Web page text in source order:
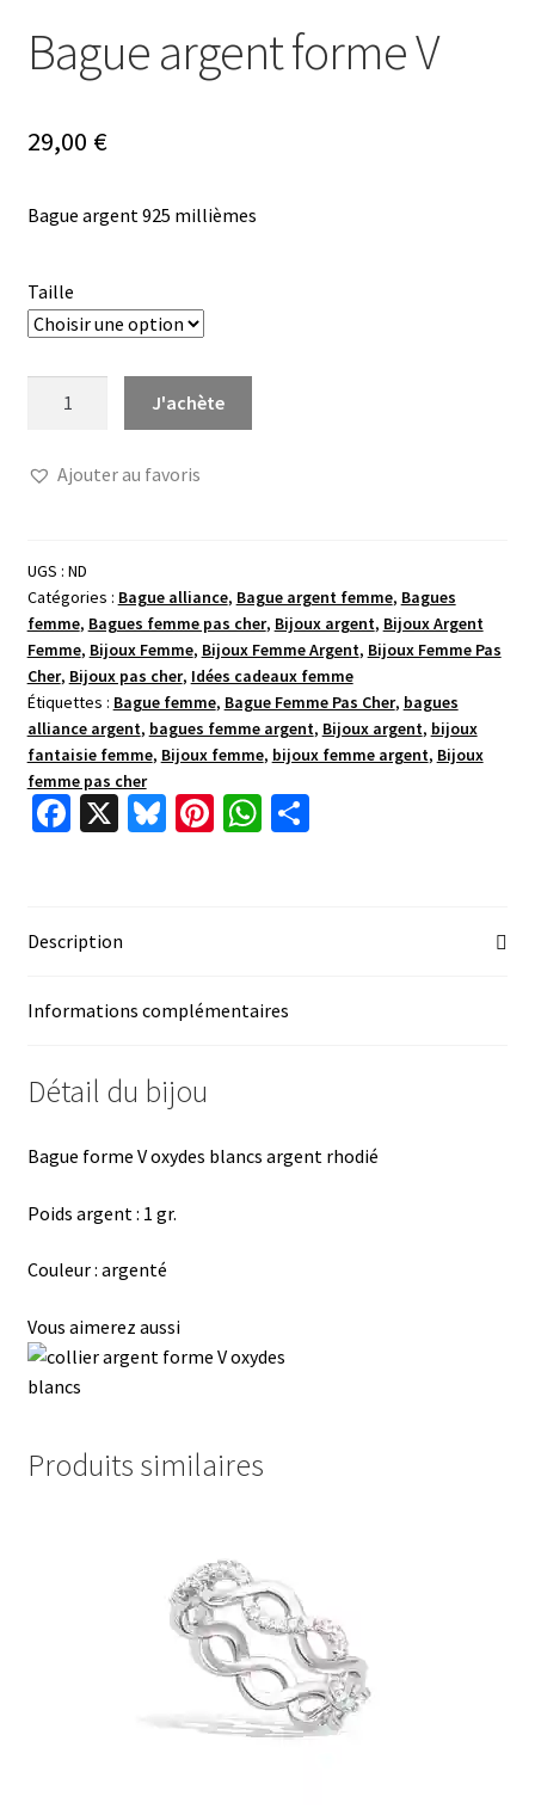
Bague argent forme V
29,00 €
Bague argent 925 millièmes
Taille
argent
J'achète
Ajouter au favoris
UGS : ND
Catégories : Bague alliance, Bague argent femme, Bagues
femme, Bagues femme pas cher, Bijoux argent, Bijoux Argent
Femme, Bijoux Femme, Bijoux Femme Argent, Bijoux Femme Pas
Cher, Bijoux pas cher, Idées cadeaux femme
Étiquettes : Bague femme, Bague Femme Pas Cher, bagues
alliance argent, bagues femme argent, Bijoux argent, bijoux
fantaisie femme, Bijoux femme, bijoux femme argent, Bijoux
femme pas cher
Fa
o
o
k
X Bl Pi W
p
P
Description
Informations complémentaires
Détail du bijou
Bague forme V oxydes blancs argent rhodié
Poids argent : 1 gr.
Couleur : argenté
Vous aimerez aussi
Produits similaires